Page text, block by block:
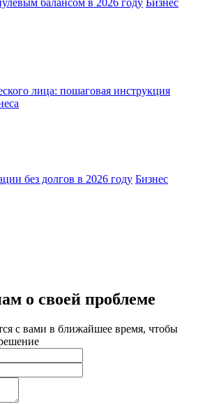
балансом в 2026 году Бизнес
лица: пошаговая инструкция
без долгов в 2026 году Бизнес
о своей проблеме
с вами в ближайшее время, чтобы